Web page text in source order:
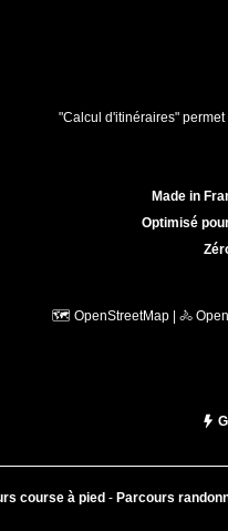
"Calcul d'itinéraires"
Made in
Optimisé
🗺️ OpenStreetMap | 🚴
course à pied - Parcours